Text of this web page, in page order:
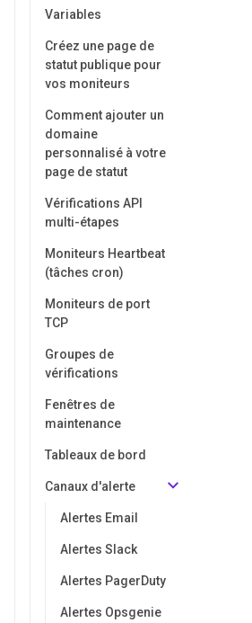
Variables
Créez une page de
statut publique pour
vos moniteurs
Comment ajouter un
domaine
personnalisé à votre
page de statut
Vérifications API
multi-étapes
Moniteurs Heartbeat
(tâches cron)
Moniteurs de port
TCP
Groupes de
vérifications
Fenêtres de
maintenance
Tableaux de bord
Canaux d'alerte
Alertes Email
Alertes Slack
Alertes PagerDuty
Alertes Opsgenie